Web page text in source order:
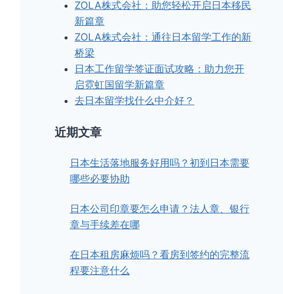
ZOLA株式会社：助您轻松开启日本移民
新篇章
ZOLA株式会社：通往日本留学工作的新
桥梁
日本工作留学签证面试攻略：助力您开
启霓虹国留学新篇章
去日本留学找什么中介好？
近期文章
日本生活落地服务好用吗？初到日本需要
哪些必要协助
日本公司印章要怎么申请？法人章、银行
章与手续差在哪
在日本租房麻烦吗？看房到签约的完整流
程要注意什么